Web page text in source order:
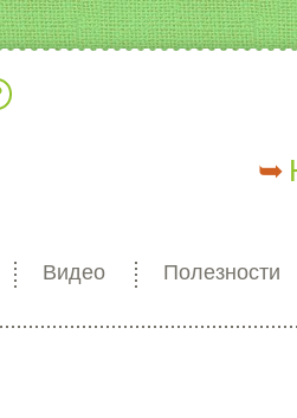
Видео Полезности